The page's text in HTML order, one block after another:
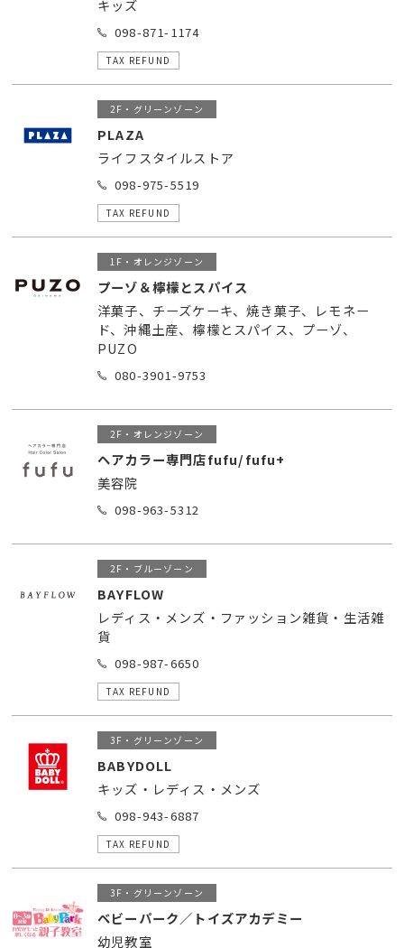
キッズ
098-871-1174
TAX REFUND
2F・グリーンゾーン
PLAZA
ライフスタイルストア
098-975-5519
TAX REFUND
1F・オレンジゾーン
プーゾ＆檸檬とスパイス
洋菓子、チーズケーキ、焼き菓子、レモネー
ド、沖縄土産、檸檬とスパイス、プーゾ、
PUZO
080-3901-9753
2F・オレンジゾーン
ヘアカラー専門店fufu/fufu+
美容院
098-963-5312
2F・ブルーゾーン
BAYFLOW
レディス・メンズ・ファッション雑貨・生活雑
貨
098-987-6650
TAX REFUND
3F・グリーンゾーン
BABYDOLL
キッズ・レディス・メンズ
098-943-6887
TAX REFUND
3F・グリーンゾーン
ベビーパーク／トイズアカデミー
幼児教室